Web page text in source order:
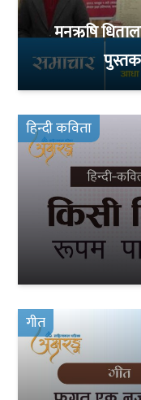
मनऋषि
हिन्दी कविता
गीत